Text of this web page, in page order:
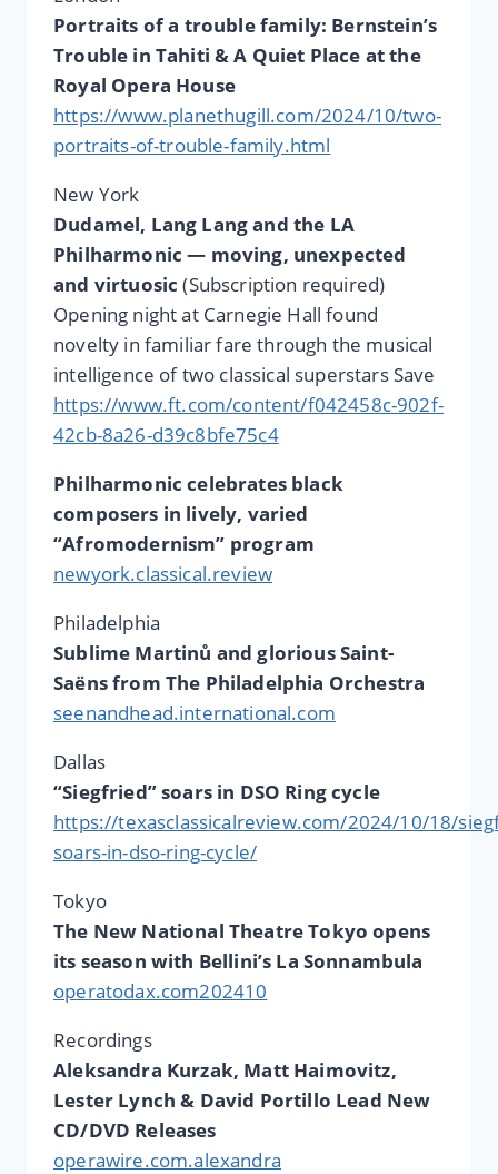
Portraits of a trouble family: Bernstein’s
Trouble in Tahiti & A Quiet Place at the
Royal Opera House
https://www.planethugill.com/2024/10/two-
portraits-of-trouble-family.html
New York
Dudamel, Lang Lang and the LA
Philharmonic — moving, unexpected
and virtuosic (Subscription required)
Opening night at Carnegie Hall found
novelty in familiar fare through the musical
intelligence of two classical superstars Save
https://www.ft.com/content/f042458c-902f-
42cb-8a26-d39c8bfe75c4
Philharmonic celebrates black
composers in lively, varied
“Afromodernism” program
newyork.classical.review
Philadelphia
Sublime Martinů and glorious Saint-
Saëns from The Philadelphia Orchestra
seenandhead.international.com
Dallas
“Siegfried” soars in DSO Ring cycle
https://texasclassicalreview.com/2024/10/18/
soars-in-dso-ring-cycle/
Tokyo
The New National Theatre Tokyo opens
its season with Bellini’s La Sonnambula
operatodax.com202410
Recordings
Aleksandra Kurzak, Matt Haimovitz,
Lester Lynch & David Portillo Lead New
CD/DVD Releases
operawire.com.alexandra